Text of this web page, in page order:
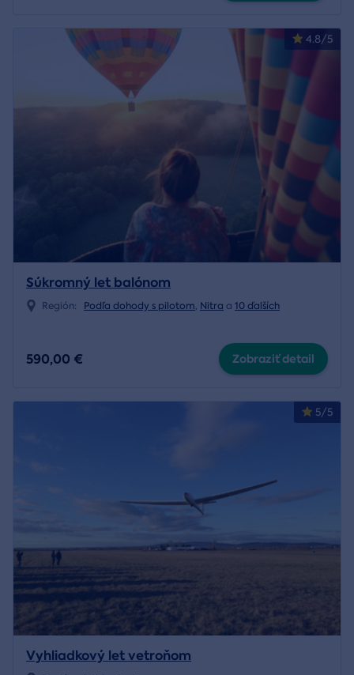
4.8/5
Súkromný let balónom
Región: Podľa dohody s pilotom, Nitra a 10 ďalších
590,00 € Zobraziť detail
5/5
Vyhliadkový let vetroňom